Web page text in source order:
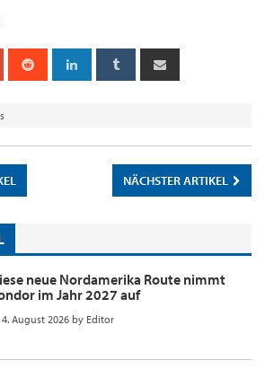
NÄCHSTER ARTIKEL
neue Nordamerika Route nimmt
im Jahr 2027 auf
4. August 2026 by Editor